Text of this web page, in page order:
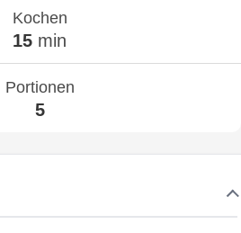
Kochen
15 min
Portionen
5